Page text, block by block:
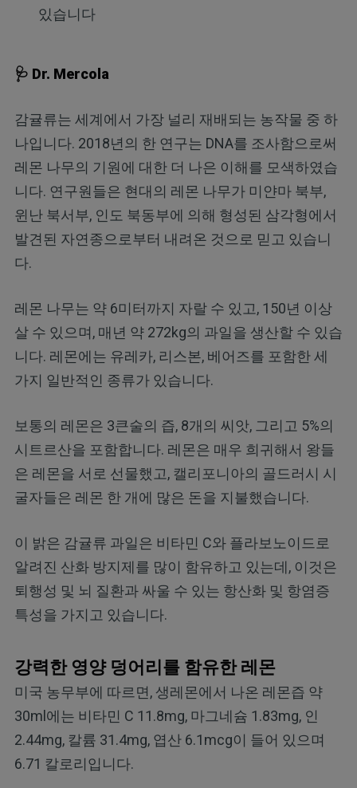
있습니다
🩺 Dr. Mercola
감귤류는 세계에서 가장 널리 재배되는 농작물 중 하
나입니다. 2018년의 한 연구는 DNA를 조사함으로써
레몬 나무의 기원에 대한 더 나은 이해를 모색하였습
니다. 연구원들은 현대의 레몬 나무가 미얀마 북부,
윈난 북서부, 인도 북동부에 의해 형성된 삼각형에서
발견된 자연종으로부터 내려온 것으로 믿고 있습니
다.
레몬 나무는 약 6미터까지 자랄 수 있고, 150년 이상
살 수 있으며, 매년 약 272kg의 과일을 생산할 수 있습
니다. 레몬에는 유레카, 리스본, 베어즈를 포함한 세
가지 일반적인 종류가 있습니다.
보통의 레몬은 3큰술의 즙, 8개의 씨앗, 그리고 5%의
시트르산을 포함합니다. 레몬은 매우 희귀해서 왕들
은 레몬을 서로 선물했고, 캘리포니아의 골드러시 시
굴자들은 레몬 한 개에 많은 돈을 지불했습니다.
이 밝은 감귤류 과일은 비타민 C와 플라보노이드로
알려진 산화 방지제를 많이 함유하고 있는데, 이것은
퇴행성 및 뇌 질환과 싸울 수 있는 항산화 및 항염증
특성을 가지고 있습니다.
강력한 영양 덩어리를 함유한 레몬
미국 농무부에 따르면, 생레몬에서 나온 레몬즙 약
30ml에는 비타민 C 11.8mg, 마그네슘 1.83mg, 인
2.44mg, 칼륨 31.4mg, 엽산 6.1mcg이 들어 있으며
6.71 칼로리입니다.